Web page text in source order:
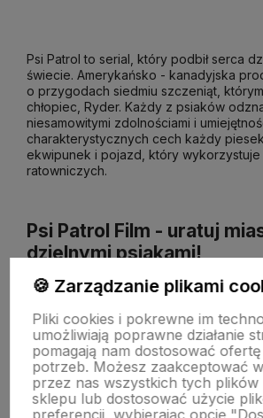
Psi Patrol Film - uratuj
dzielnymi psiakami!
Psi Patrol to serial, który podbił serca
świecie. Amerykańsko - kanadyjska
o przygodach siedmiu szczeniąt,
chłopiec, Ryder. Każdy z psiaków
niesamowitymi zdolnościami i
charakterystycznych cech każdy
ekwipunek i pojazd, który
ratowniczych.
Pop It - światowy
zręcznościowych
Zabawki antystresowe to produkty,
sezonów cieszą się rosnącą
🍪 Zarządzanie plikami
Pliki cookies i pokrewne im
umożliwiają poprawne działanie
pomagają nam dostosować
potrzeb. Możesz zaakceptować
przez nas wszystkich tych plików
sklepu lub dostosować użycie
preferencji, wybierając opcję